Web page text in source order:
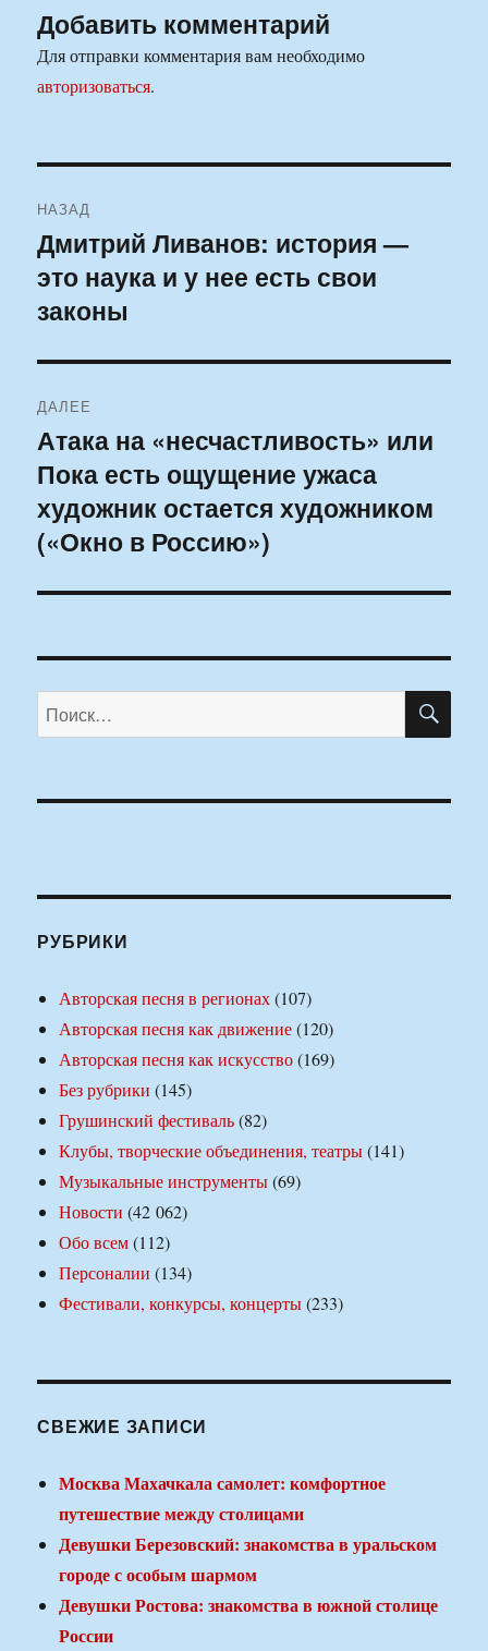
Добавить комментарий
Для отправки комментария вам необходимо
авторизоваться.
по
записям
НАЗАД
Предыдущая
запись:
Дмитрий Ливанов: история —
это наука и у нее есть свои
законы
ДАЛЕЕ
Следующая
запись:
Атака на «несчастливость» или
Пока есть ощущение ужаса
художник остается художником
(«Окно в Россию»)
Искать:
РУБРИКИ
Авторская песня в регионах(107)
Авторская песня как движение(120)
Авторская песня как искусство(169)
Без рубрики (145)
Грушинский фестиваль(82)
Клубы, творческие объединения, театры(141)
Музыкальные инструменты(69)
Новости (42 062)
Обо всем(112)
Персоналии (134)
Фестивали, конкурсы, концерты(233)
СВЕЖИЕ ЗАПИСИ
Москва Махачкала самолет: комфортное
путешествие между столицами
Девушки Березовский: знакомства в уральском
городе с особым шармом
Девушки Ростова: знакомства в южной столице
России